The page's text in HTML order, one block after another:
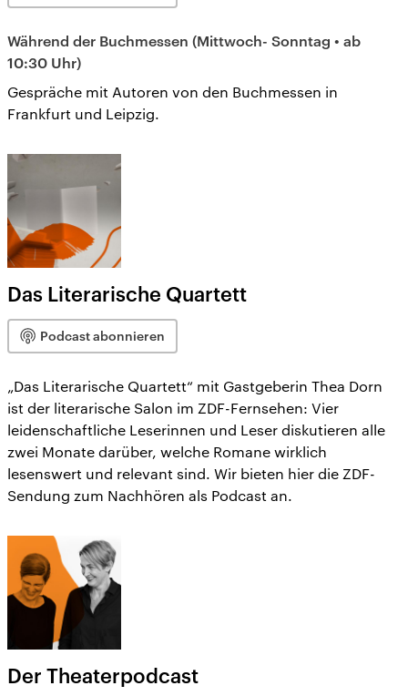
Während der Buchmessen (Mittwoch- Sonntag • ab
10:30 Uhr)
Gespräche mit Autoren von den Buchmessen in
Frankfurt und Leipzig.
Das Literarische Quartett
Podcast abonnieren
„Das Literarische Quartett“ mit Gastgeberin Thea Dorn
ist der literarische Salon im ZDF-Fernsehen: Vier
leidenschaftliche Leserinnen und Leser diskutieren alle
zwei Monate darüber, welche Romane wirklich
lesenswert und relevant sind. Wir bieten hier die ZDF-
Sendung zum Nachhören als Podcast an.
Der Theaterpodcast